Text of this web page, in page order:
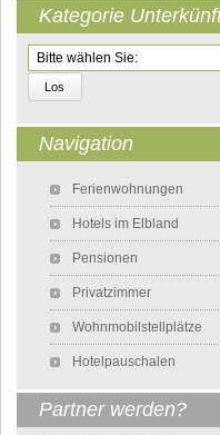
Kategorie
Zielseite
Navigation
Ferienwohnungen
Hotels im Elbland
Pensionen
Privatzimmer
Wohnmobilstellplätze
Hotelpauschalen
Partner werden?